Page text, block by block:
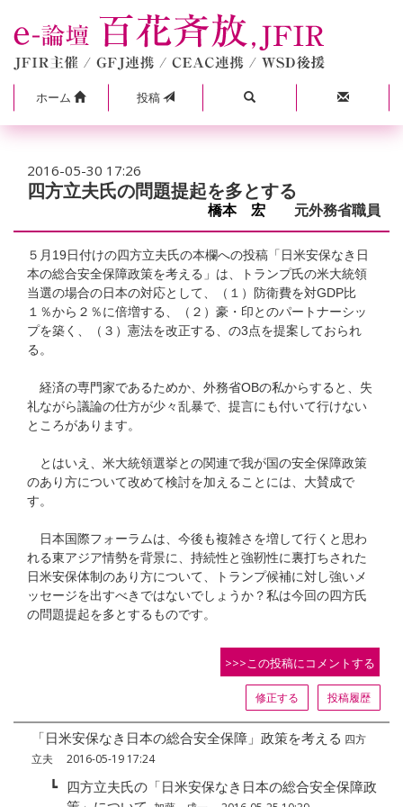
ホーム 投稿
2016-05-30 17:26
四方立夫氏の問題提起を多とする
橋本 宏 元外務省職員
５月19日付けの四方立夫氏の本欄への投稿「日米安保なき日
本の総合安全保障政策を考える」は、トランプ氏の米大統領
当選の場合の日本の対応として、（１）防衛費を対GDP比
１％から２％に倍増する、（２）豪・印とのパートナーシッ
プを築く、（３）憲法を改正する、の3点を提案しておられ
る。
経済の専門家であるためか、外務省OBの私からすると、失
礼ながら議論の仕方が少々乱暴で、提言にも付いて行けない
ところがあります。
とはいえ、米大統領選挙との関連で我が国の安全保障政策
のあり方について改めて検討を加えることには、大賛成で
す。
日本国際フォーラムは、今後も複雑さを増して行くと思わ
れる東アジア情勢を背景に、持続性と強靭性に裏打ちされた
日米安保体制のあり方について、トランプ候補に対し強いメ
ッセージを出すべきではないでしょうか？私は今回の四方氏
の問題提起を多とするものです。
>>>この投稿にコメントする
修正する 投稿履歴
「日米安保なき日本の総合安全保障」政策を考える 四方
立夫 2016-05-19 17:24
┗ 四方立夫氏の「日米安保なき日本の総合安全保障政